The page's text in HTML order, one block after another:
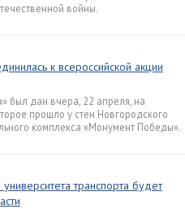
войны.
к всероссийской акции
был дан вчера, 22 апреля, на
прошло у стен Новгородского
комплекса «Монумент Победы».
транспорта будет